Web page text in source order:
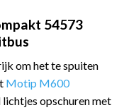
54573
om het te spuiten
Motip M600
opschuren met